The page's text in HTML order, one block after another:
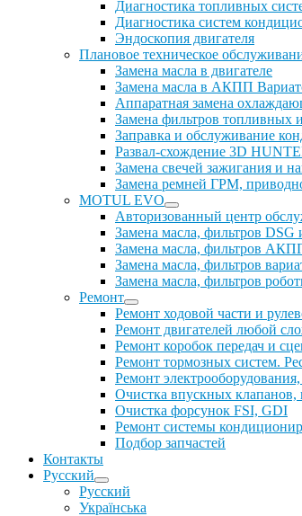
Диагностика топливных
Диагностика систем
Эндоскопия двигателя
Плановое техническое
Замена масла в двигателе
Замена масла в АКПП
Аппаратная замена
Замена фильтров топливных
Заправка и обслуживание
Развал-схождение 3D
Замена свечей зажигания и
Замена ремней ГРМ,
MOTUL EVO
Авторизованный центр
Замена масла, фильтров DSG
Замена масла, фильтров
Замена масла, фильтров
Замена масла, фильтров
Ремонт
Ремонт ходовой части и
Ремонт двигателей любой
Ремонт коробок передач и
Ремонт тормозных систем.
Ремонт электрооборудования,
Очистка впускных клапанов,
Очистка форсунок FSI, GDI
Ремонт системы
Подбор запчастей
Контакты
Русский
Русский
Українська